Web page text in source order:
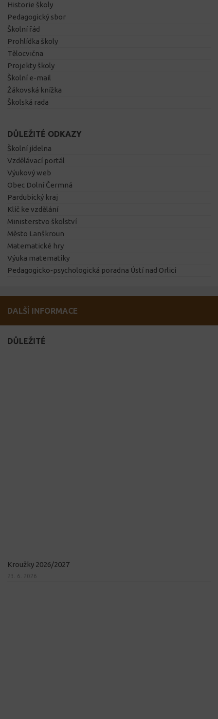
Historie školy
Pedagogický sbor
Školní řád
Prohlídka školy
Tělocvična
Projekty školy
Školní e-mail
Žákovská knížka
Školská rada
DŮLEŽITÉ ODKAZY
Školní jídelna
Vzdělávací portál
Výukový web
Obec Dolní Čermná
Pardubický kraj
Klíč ke vzdělání
Ministerstvo školství
Město Lanškroun
Matematické hry
Výuka matematiky
Pedagogicko-psychologická poradna Ústí nad Orlicí
DALŠÍ INFORMACE
DŮLEŽITÉ
Kroužky 2026/2027
23. 6. 2026